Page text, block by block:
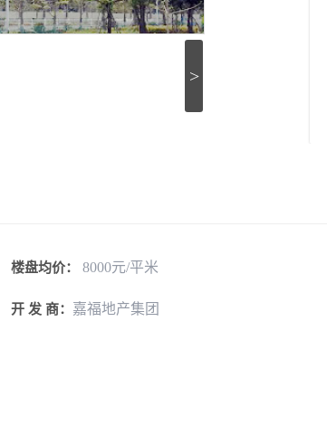
>
楼盘均价： 8000元/平米
开 发 商： 嘉福地产集团